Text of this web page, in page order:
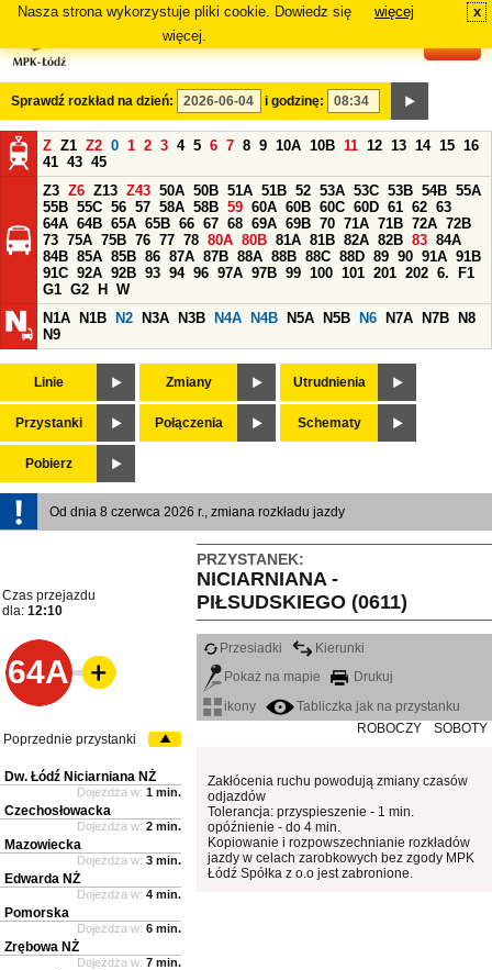
Nasza strona wykorzystuje pliki cookie. Dowiedz się
więcej.
więcej x
Sprawdź rozkład na dzień: i godzinę:
Z Z1 Z2 0 1 2 3 4 5 6 7 8 9 10A 10B 11 12 13 14 15 16
41 43 45
Z3 Z6 Z13 Z43 50A 50B 51A 51B 52 53A 53C 53B 54B 55A
55B 55C 56 57 58A 58B 59 60A 60B 60C 60D 61 62 63
64A 64B 65A 65B 66 67 68 69A 69B 70 71A 71B 72A 72B
73 75A 75B 76 77 78 80A 80B 81A 81B 82A 82B 83 84A
84B 85A 85B 86 87A 87B 88A 88B 88C 88D 89 90 91A 91B
91C 92A 92B 93 94 96 97A 97B 99 100 101 201 202 6.
F1
G1 G2 H
W
N1A
N1B N2 N3A N3B N4A N4B N5A N5B N6 N7A N7B
N8
N9
Linie Zmiany Utrudnienia
Przystanki Połączenia Schematy
Pobierz
Od dnia 8 czerwca 2026 r., zmiana rozkładu jazdy
PRZYSTANEK:
NICIARNIANA -
PIŁSUDSKIEGO (0611)
Czas przejazdu
dla: 12:10
64A
Przesiadki
Kierunki
Pokaż na mapie
Drukuj
ikony
Tabliczka jak na przystanku
ROBOCZY
SOBOTY
Zakłócenia ruchu powodują zmiany czasów
odjazdów
Tolerancja: przyspieszenie - 1 min.
opóźnienie - do 4 min.
Kopiowanie i rozpowszechnianie rozkładów
jazdy w celach zarobkowych bez zgody MPK
Łódź Spółka z o.o jest zabronione.
Poprzednie przystanki
Dw. Łódź Niciarniana NŻ
Dojeżdża w: 1 min.
Czechosłowacka
Dojeżdża w: 2 min.
Mazowiecka
Dojeżdża w: 3 min.
Edwarda NŻ
Dojeżdża w: 4 min.
Pomorska
Dojeżdża w: 6 min.
Zrębowa NŻ
Dojeżdża w: 7 min.